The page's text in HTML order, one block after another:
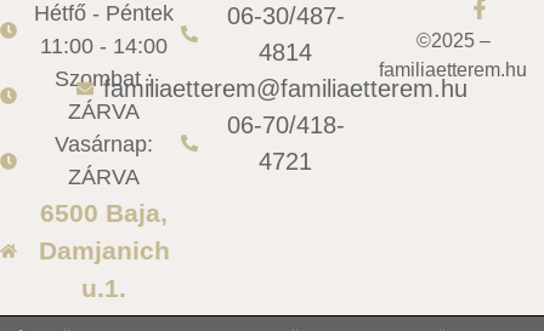
Hétfő - Péntek
11:00 - 14:00
Szombat :
ZÁRVA
Vasárnap:
ZÁRVA
6500 Baja,
Damjanich
u.1.
06-30/487-
4814
familiaetterem@familiaetterem.hu
06-70/418-
4721
©2025 –
familiaetterem.hu